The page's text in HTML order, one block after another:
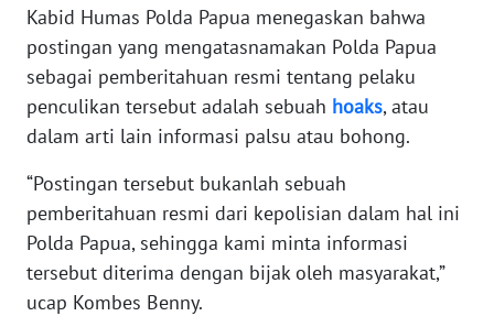
Kabid Humas Polda Papua menegaskan bahwa
postingan yang mengatasnamakan Polda Papua
sebagai pemberitahuan resmi tentang pelaku
penculikan tersebut adalah sebuah hoaks, atau
dalam arti lain informasi palsu atau bohong.
“Postingan tersebut bukanlah sebuah
pemberitahuan resmi dari kepolisian dalam hal ini
Polda Papua, sehingga kami minta informasi
tersebut diterima dengan bijak oleh masyarakat,”
ucap Kombes Benny.
SUMUT
WN
JAKARTA
JABAR
WN
WN